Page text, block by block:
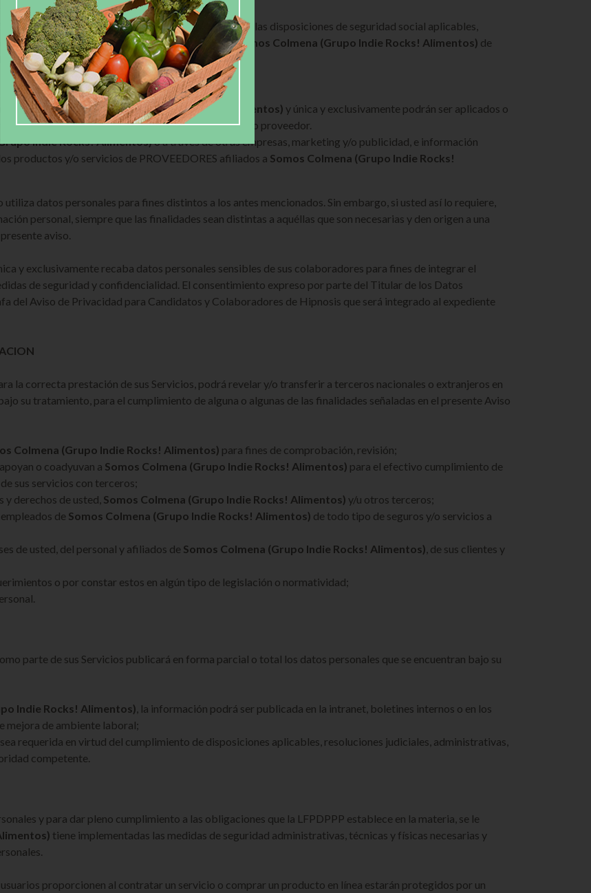
o hechos ilícitos;
campañas de salud al personal y cumplimiento a las disposiciones de seguridad social aplicables,
la contratación a nombre de los empleados deSomos Colmena (Grupo Indie Rocks! Alimentos) de
mismos;
conSomos Colmena (Grupo Indie Rocks! Alimentos) y única y exclusivamente podrán ser aplicados o
de dicha relación, ya sea como cliente (consumidor) o proveedor.
Indie Rocks! Alimentos)o a través de otras empresas, marketing y/o publicidad, e información
productos y/o servicios de PROVEEDORES afiliados a Somos Colmena (Grupo Indie Rocks!
utiliza datos personales para fines distintos a los antes mencionados. Sin embargo, si usted así lo requiere,
personal, siempre que las finalidades sean distintas a aquéllas que son necesarias y den origen a una
aviso.
y exclusivamente recaba datos personales sensibles de sus colaboradores para fines de integrar el
de seguridad y confidencialidad. El consentimiento expreso por parte del Titular de los Datos
del Aviso de Privacidad para Candidatos y Colaboradores de Hipnosis que será integrado al expediente
la correcta prestación de sus Servicios, podrá revelar y/o transferir a terceros nacionales o extranjeros en
su tratamiento, para el cumplimiento de alguna o algunas de las finalidades señaladas en el presente Aviso
Colmena (Grupo Indie Rocks! Alimentos) para fines de comprobación, revisión;
o coadyuvan a Somos Colmena (Grupo Indie Rocks! Alimentos) para el efectivo cumplimiento de
sus servicios con terceros;
derechos de usted, Somos Colmena (Grupo Indie Rocks! Alimentos) y/u otros terceros;
de Somos Colmena (Grupo Indie Rocks! Alimentos) de todo tipo de seguros y/o servicios a
de usted, del personal y afiliados de Somos Colmena (Grupo Indie Rocks! Alimentos) , de sus clientes y
o por constar estos en algún tipo de legislación o normatividad;
parte de sus Servicios publicará en forma parcial o total los datos personales que se encuentran bajo su
Indie Rocks! Alimentos) , la información podrá ser publicada en la intranet, boletines internos o en los
mejora de ambiente laboral;
requerida en virtud del cumplimiento de disposiciones aplicables, resoluciones judiciales, administrativas,
competente.
y para dar pleno cumplimiento a las obligaciones que la LFPDPPP establece en la materia, se le
tiene implementadas las medidas de seguridad administrativas, técnicas y físicas necesarias y
proporcionen al contratar un servicio o comprar un producto en línea estarán protegidos por un